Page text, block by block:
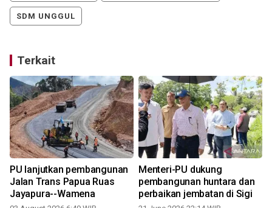
SDM UNGGUL
Terkait
PU lanjutkan pembangunan
Jalan Trans Papua Ruas
Jayapura--Wamena
Menteri-PU dukung
pembangunan huntara dan
perbaikan jembatan di Sigi